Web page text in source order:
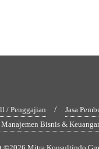
/ Penggajian Jasa
Manajemen Bisnis &